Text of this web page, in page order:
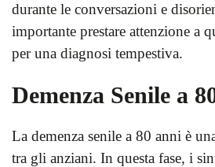
durante le conversazioni e
importante prestare attenzione a
per una diagnosi tempestiva.
Demenza Senile a
La demenza senile a 80 anni è
tra gli anziani. In questa fase, i